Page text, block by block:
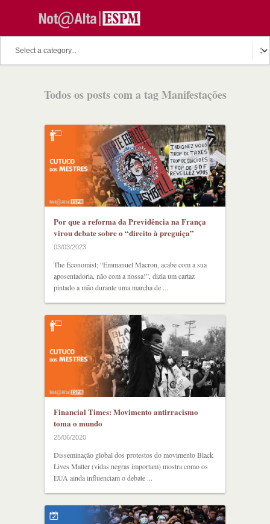
Todos os posts com a tag Manifestações
Por que a reforma da Previdência na França
virou debate sobre o “direito à preguiça”
03/03/2023
The Economist; “Emmanuel Macron, acabe com a sua
aposentadoria, não com a nossa!”, dizia um cartaz
pintado a mão durante uma marcha de ...
Financial Times: Movimento antirracismo
toma o mundo
25/06/2020
Disseminação global dos protestos do movimento Black
Lives Matter (vidas negras importam) mostra como os
EUA ainda influenciam o debate ...